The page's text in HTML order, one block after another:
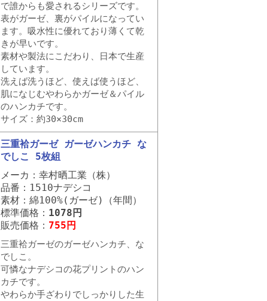
で誰からも愛されるシリーズです。
表がガーゼ、裏がパイルになってい
ます。吸水性に優れており薄くて乾
きが早いです。
素材や製法にこだわり、日本で生産
しています。
洗えば洗うほど、使えば使うほど、
肌になじむやわらかガーゼ＆パイル
のハンカチです。
サイズ：約30×30cm
三重袷ガーゼ ガーゼハンカチ な
でしこ 5枚組
メーカ：幸村晒工業（株）
品番：1510ナデシコ
素材：綿100%(ガーゼ)（年間）
標準価格： 1078円
販売価格： 755円
三重袷ガーゼのガーゼハンカチ、な
でしこ。
可憐なナデシコの花プリントのハン
カチです。
やわらか手ざわりでしっかりした生